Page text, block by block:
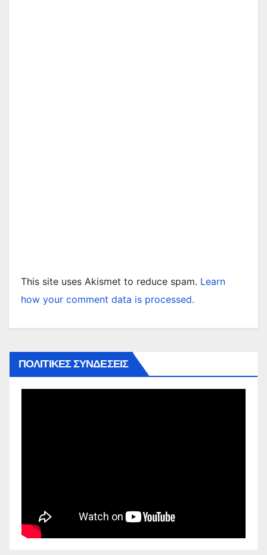
This site uses Akismet to reduce spam. Learn
how your comment data is processed.
ΠΟΛΙΤΙΚΕΣ ΣΥΝΔΕΣΕΙΣ